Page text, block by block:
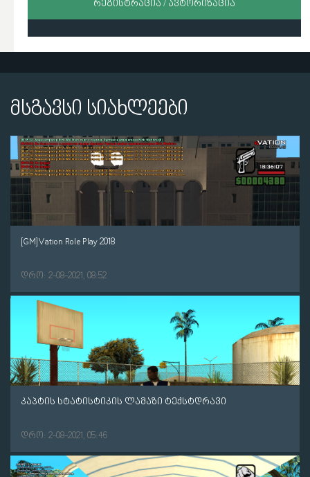
ᲠᲔᲒᲘᲡᲢᲠᲐᲪᲘᲐ / ᲐᲕᲢᲝᲠᲘᲖᲐᲪᲘᲐ
მსგავსი სიახლეები
[GM]Vation Role Play 2018
დრო: 2-08-2021, 08:52
კაპტის სტატისტიკის ლამაზი ტექსტდრავი
დრო: 2-08-2021, 05:46